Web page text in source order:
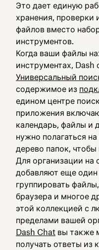
Это дает единую
хранения, проверки
файлов вместо
инструментов.
Когда ваши файлы
инструментах, Dash
Универсальный
содержимое из
едином центре
приложения
календарь, файлы и
нужно полагаться
дерево папок,
Для организации на
добавляют еще
группировать
браузера и многое
этой коллекцией с
пределами вашей
Dash Chat вы также
получать ответы из